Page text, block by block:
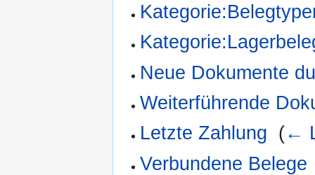
Neue Dokumente
Weiterführende
Letzte Zahlung (←
Verbundene Belege